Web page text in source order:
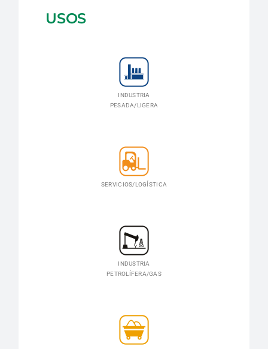
USOS
INDUSTRIA
PESADA/LIGERA
SERVICIOS/LOGÍSTICA
INDUSTRIA
PETROLÍFERA/GAS